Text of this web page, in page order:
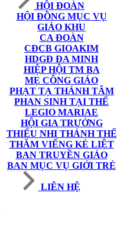
HỘI ĐOÀN
HỘI ĐỒNG MỤC VỤ
GIÁO KHU
CA ĐOÀN
CĐCB GIOAKIM
HDGĐ ĐA MINH
HIỆP HỘI TM BA
MẸ CÔNG GIÁO
PHẠT TẠ THÁNH TÂM
PHAN SINH TẠI THẾ
LEGIO MARIAE
HỘI GIA TRƯỞNG
THIẾU NHI THÁNH THỂ
THĂM VIẾNG KẺ LIỆT
BAN TRUYỀN GIÁO
BAN MỤC VỤ GIỚI TRẺ
LIÊN HỆ